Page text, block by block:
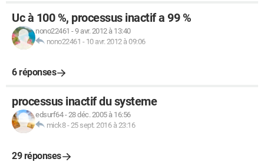
Uc à 100 %, processus inactif a 99 %
nono22461 -9 avr. 2012 à 13:40
nono22461 - 10 avr. 2012 à 09:06
6 réponses
processus inactif du systeme
edsurf64-28 déc. 2005 à 16:56
mick8-25 sept. 2016 à 23:16
29 réponses